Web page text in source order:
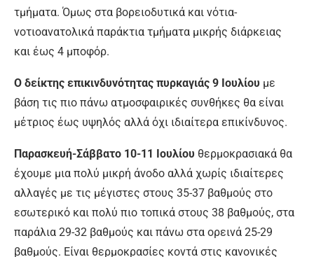
τμήματα. Όμως στα βορειοδυτικά και νότια-
νοτιοανατολικά παράκτια τμήματα μικρής διάρκειας
και έως 4 μποφόρ.
Ο δείκτης επικινδυνότητας πυρκαγιάς 9 Ιουλίου με
βάση τις πιο πάνω ατμοσφαιρικές συνθήκες θα είναι
μέτριος έως υψηλός αλλά όχι ιδιαίτερα επικίνδυνος.
Παρασκευή-Σάββατο 10-11 Ιουλίου θερμοκρασιακά θα
έχουμε μια πολύ μικρή άνοδο αλλά χωρίς ιδιαίτερες
αλλαγές με τις μέγιστες στους 35-37 βαθμούς στο
εσωτερικό και πολύ πιο τοπικά στους 38 βαθμούς, στα
παράλια 29-32 βαθμούς και πάνω στα ορεινά 25-29
βαθμούς. Είναι θερμοκρασίες κοντά στις κανονικές